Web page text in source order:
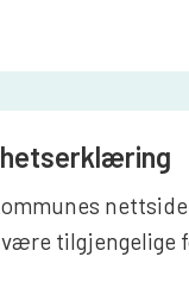
tilgjengelige